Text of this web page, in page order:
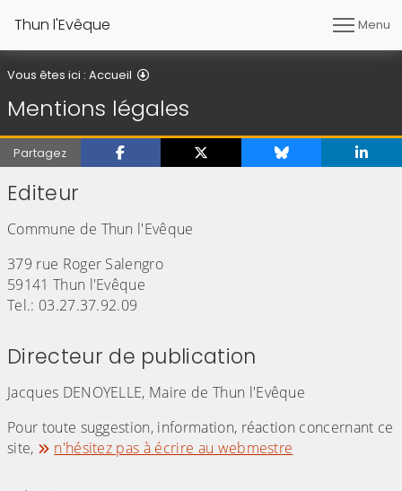
Thun l'Evêque Menu
Vous êtes ici : Accueil
Mentions légales
Partagez
Editeur
Commune de Thun l'Evêque
379 rue Roger Salengro
59141 Thun l'Evêque
Tel.: 03.27.37.92.09
Directeur de publication
Jacques DENOYELLE, Maire de Thun l'Evêque
Pour toute suggestion, information, réaction concernant ce
site,
n'hésitez pas à écrire au webmestre